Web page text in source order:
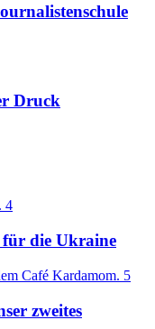
Druck
4
die Ukraine
5
zweites